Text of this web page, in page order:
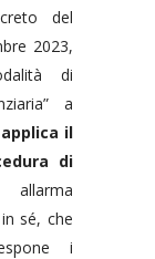
del
2023,
di
a
il
di
sé, che
i